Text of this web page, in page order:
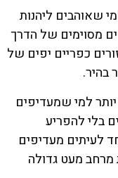
שאוהבים ליהנות
מסוימים של הדרך
כפריים יפים של
בהיר.
למי שמעדיפים
בלי להפריע
לעיתים מעדיפים
מעט גדולה